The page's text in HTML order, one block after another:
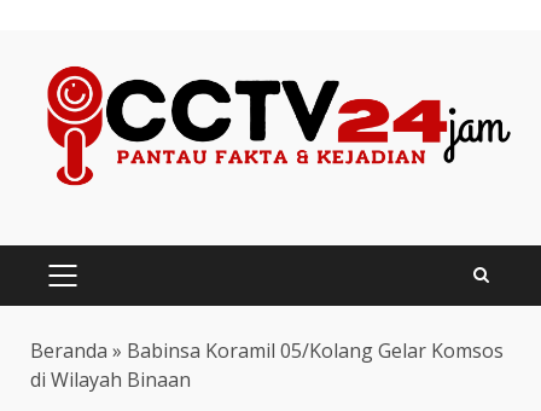
content
PRIMARY
MENU
Beranda » Babinsa Koramil 05/Kolang Gelar Komsos
di Wilayah Binaan